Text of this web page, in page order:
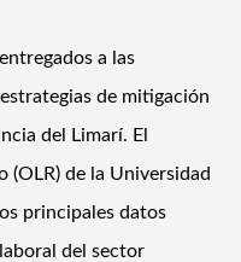
a las
de mitigación
del Limarí. El
de la Universidad
principales datos
del sector